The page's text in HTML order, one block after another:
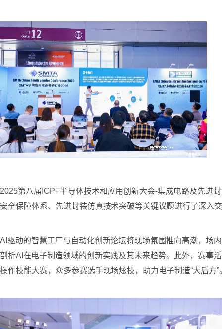
2025第八届ICPF半导体技术和应用创新大会-集成电路及先进
安全保障体系、先进封装仿真技术突破等关键议题进行了深入
AI驱动的智慧工厂与自动化创新论坛将现场氛围推向高潮，场
剖析AI在电子制造领域的创新实践及其未来趋势。此外，赛事
操作技能大赛，众多参赛选手现场炫技，助力电子制造“大后方”